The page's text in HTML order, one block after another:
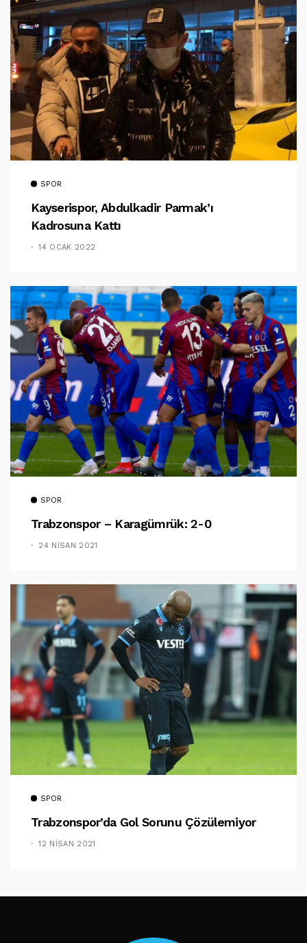
SPOR
Kayserispor, Abdulkadir Parmak’ı
Kadrosuna Kattı
14 OCAK 2022
SPOR
Trabzonspor – Karagümrük: 2-0
24 NISAN 2021
SPOR
Trabzonspor’da Gol Sorunu Çözülemiyor
12 NISAN 2021
TAKIP ET